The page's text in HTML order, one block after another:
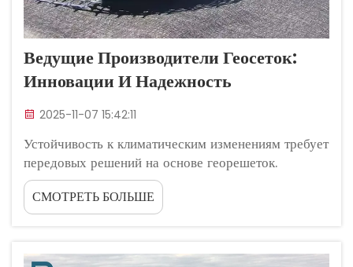
Ведущие Производители Геосеток:
Инновации И Надежность
2025-11-07 15:42:11
Устойчивость к климатическим изменениям требует
передовых решений на основе георешеток.
Усиление осадков и более продолжительные
засухи, которые мы наблюдаем в последнее время,
вынуждают инженеров-строителей обращаться к
СМОТРЕТЬ БОЛЬШЕ